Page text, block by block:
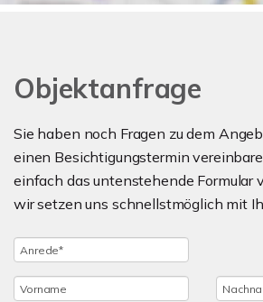
Objektanfrage
Sie haben noch Fragen zu dem
einen Besichtigungstermin
einfach das untenstehende Formular
wir setzen uns schnellstmöglich mit